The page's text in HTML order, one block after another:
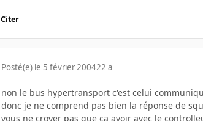
Citer
Posté(e) le 5 février 200422 a
non le bus hypertransport c'est celui
donc je ne comprend pas bien la réponse de
vous ne croyer pas que ca avoir avec le